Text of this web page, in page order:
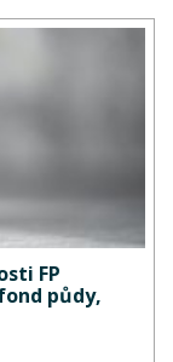
FP
půdy,